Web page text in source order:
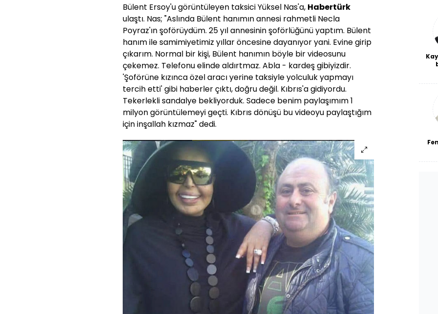
Bülent Ersoy'u görüntüleyen taksici Yüksel Nas'a, Habertürk
ulaştı. Nas; "Aslında Bülent hanımın annesi rahmetli Necla
Poyraz'ın şoförüydüm. 25 yıl annesinin şoförlüğünü yaptım. Bülent
hanım ile samimiyetimiz yıllar öncesine dayanıyor yani. Evine girip
çıkarım. Normal bir kişi, Bülent hanımın böyle bir videosunu
çekemez. Telefonu elinde aldırtmaz. Abla - kardeş gibiyizdir.
'Şoförüne kızınca özel aracı yerine taksiyle yolculuk yapmayı
tercih etti' gibi haberler çıktı, doğru değil. Kıbrıs'a gidiyordu.
Tekerlekli sandalye bekliyorduk. Sadece benim paylaşımım 1
milyon görüntülemeyi geçti. Kıbrıs dönüşü bu videoyu paylaştığım
için inşallah kızmaz" dedi.